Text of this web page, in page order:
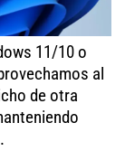
11/10 o
al
de otra